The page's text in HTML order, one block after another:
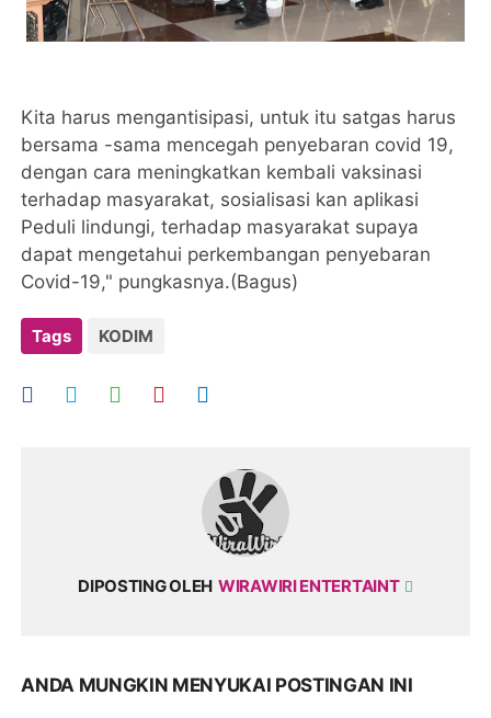
Kita harus mengantisipasi, untuk itu satgas harus
bersama -sama mencegah penyebaran covid 19,
dengan cara meningkatkan kembali vaksinasi
terhadap masyarakat, sosialisasi kan aplikasi
Peduli lindungi, terhadap masyarakat supaya
dapat mengetahui perkembangan penyebaran
Covid-19," pungkasnya.(Bagus)
Tags KODIM
DIPOSTING OLEH WIRAWIRI ENTERTAINT
ANDA MUNGKIN MENYUKAI POSTINGAN INI